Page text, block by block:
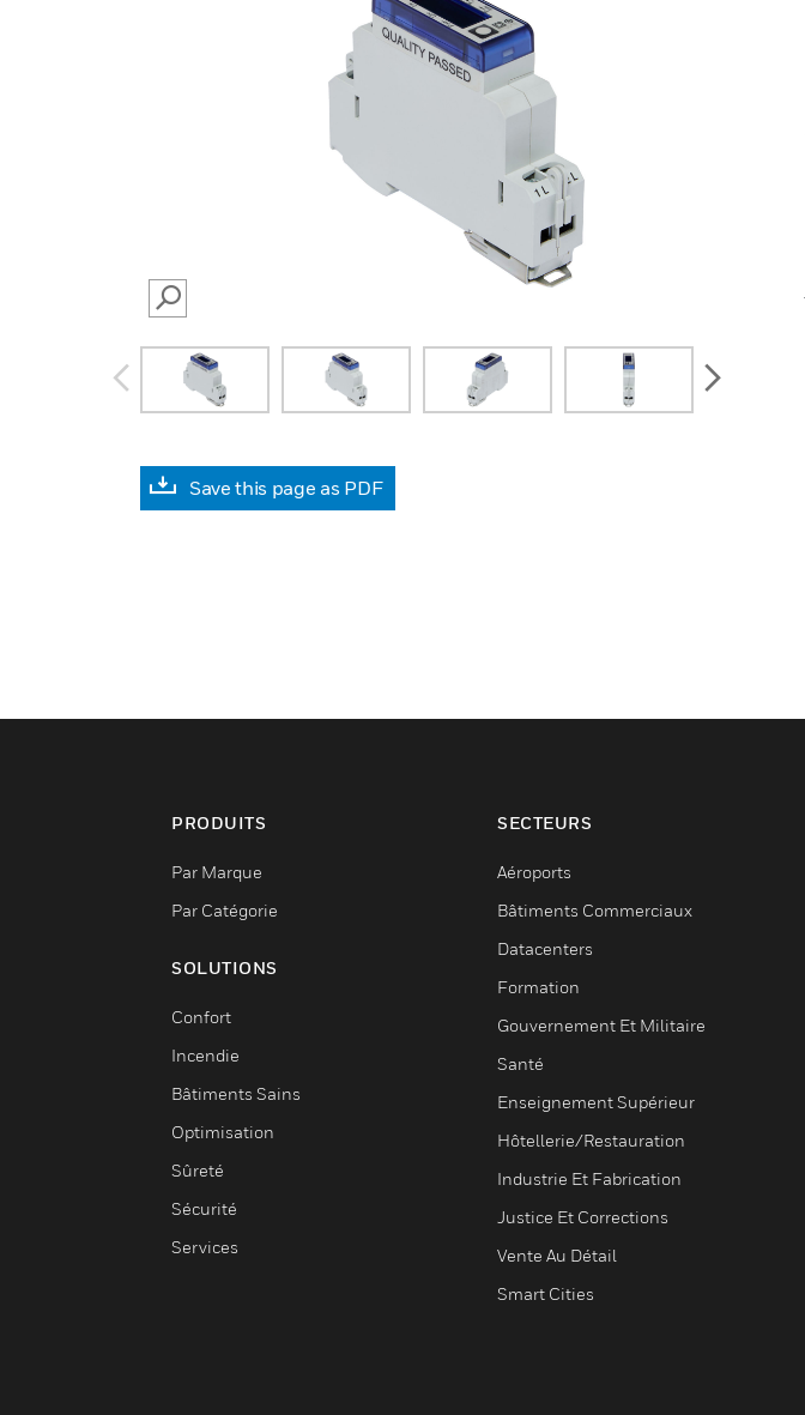
SEARCH
Save this page as PDF
PRODUITS
Par Marque
Par Catégorie
SOLUTIONS
Confort
Incendie
Bâtiments Sains
Optimisation
Sûreté
Sécurité
Services
SECTEURS
Aéroports
Bâtiments Commerciaux
Datacenters
Formation
Gouvernement Et Militaire
Santé
Enseignement Supérieur
Hôtellerie/Restauration
Industrie Et Fabrication
Justice Et Corrections
Vente Au Détail
Smart Cities